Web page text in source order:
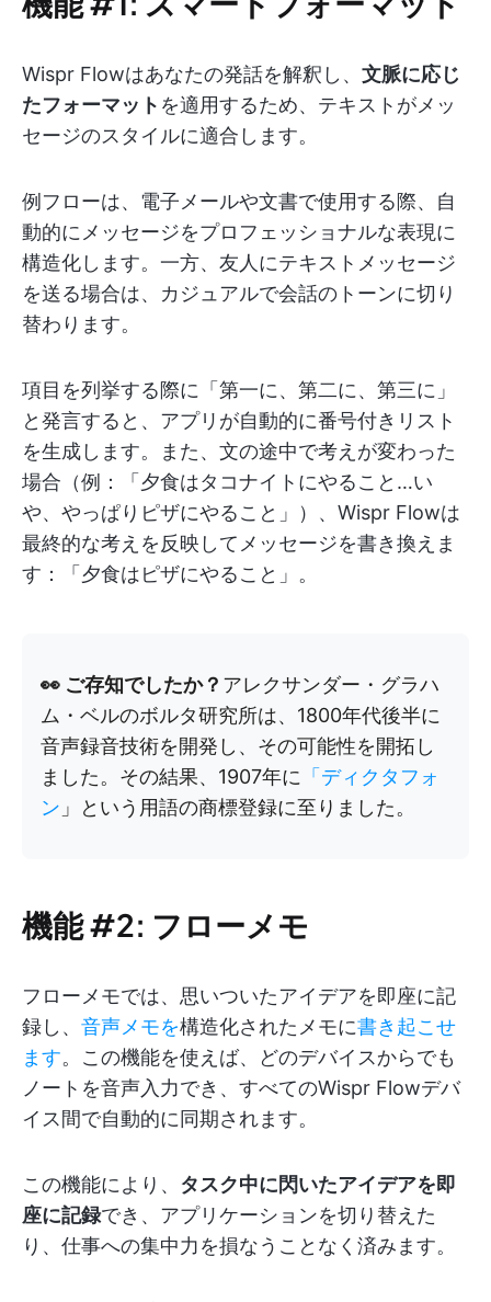
Wispr Flowはあなたの発話を解釈し、 文脈に応じ
たフォーマット を適用するため、テキストがメッ
セージのスタイルに適合します。
例フローは、電子メールや文書で使用する際、自
動的にメッセージをプロフェッショナルな表現に
構造化します。一方、友人にテキストメッセージ
を送る場合は、カジュアルで会話のトーンに切り
替わります。
項目を列挙する際に「第一に、第二に、第三に」
と発言すると、アプリが自動的に番号付きリスト
を生成します。また、文の途中で考えが変わった
場合（例：「夕食はタコナイトにやること…い
や、やっぱりピザにやること」）、Wispr Flowは
最終的な考えを反映してメッセージを書き換えま
す：「夕食はピザにやること」。
👀 ご存知でしたか？ アレクサンダー・グラハ
ム・ベルのボルタ研究所は、1800年代後半に
音声録音技術を開発し、その可能性を開拓し
ました。その結果、1907年に 「ディクタフォ
ン 」という用語の商標登録に至りました。
機能 #2: フローメモ
フローメモでは、思いついたアイデアを即座に記
録し、 音声メモを構造化されたメモに書き起こせ
ます。この機能を使えば、どのデバイスからでも
ノートを音声入力でき、すべてのWispr Flowデバ
イス間で自動的に同期されます。
この機能により、 タスク中に閃いたアイデアを即
座に記録でき、アプリケーションを切り替えた
り、仕事への集中力を損なうことなく済みます。